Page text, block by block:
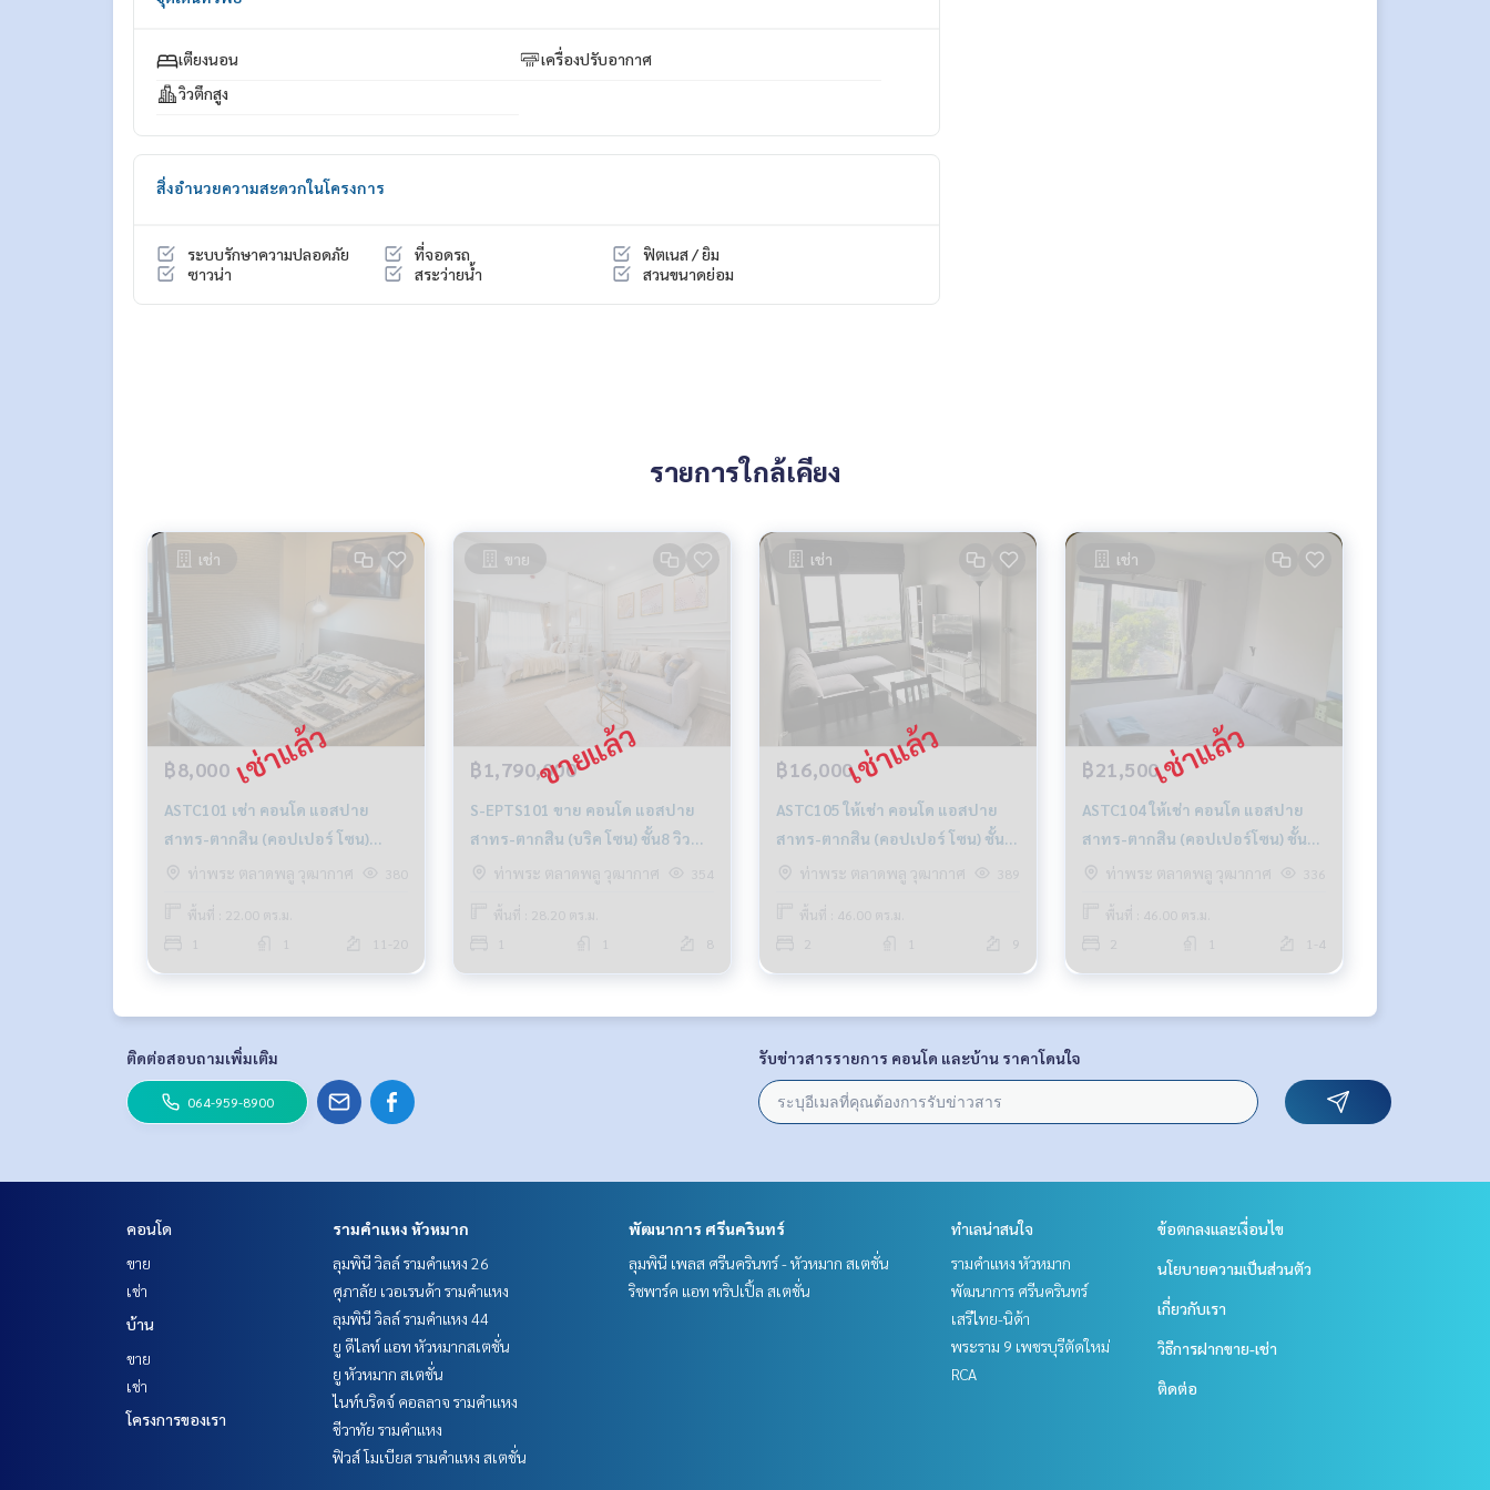
เตียงนอน
เครื่องปรับอากาศ
วิวตึกสูง
สิ่งอำนวยความสะดวกในโครงการ
ระบบรักษาความปลอดภัย ที่จอดรถ
ฟิตเนส / ยิม
ซาวน่า
สระว่ายน้ำ สวนขนาดย่อม
รายการใกล้เคียง
เช่า
฿8,000
ASTC101 เช่า คอนโด แอสปาย
สาทร-ตากสิน (คอปเปอร์ โซน)
ชั้น19 วิวเมือง 22ตร.ม. 1นอน 1น้ำ
ท่าพระ ตลาดพลู วุฒากาศ 380
พื้นที่ : 22.00 ตร.ม.
11-20
ขาย
฿1,790,000
S-EPTS101 ขาย คอนโด แอสปาย
สาทร-ตากสิน (บริค โซน) ชั้น8 วิว
เมือง 28.2ตรม. 1นอน 1น้า 1.79ล้าน
ท่าพระ ตลาดพลู วุฒากาศ 354
พื้นที่ : 28.20 ตร.ม.
8
เช่า
฿16,000
ASTC105 ให้เช่า คอนโด แอสปาย
สาทร-ตากสิน (คอปเปอร์ โซน) ชั้น9
วิวเมือง 46ตรม. 2นอน 1น้ำ
ท่าพระ ตลาดพลู วุฒากาศ 389
พื้นที่ : 46.00 ตร.ม.
9
เช่า
฿21,500
ASTC104 ให้เช่า คอนโด แอสปาย
สาทร-ตากสิน (คอปเปอร์โซน) ชั้น4
วิวเมือง 46.67 ตรม. 2นอน 1น้ำ
ท่าพระ ตลาดพลู วุฒากาศ 336
พื้นที่ : 46.00 ตร.ม.
1-4
ติดต่อสอบถามเพิ่มเติม
064-959-8900
รับข่าวสารรายการ คอนโด และบ้าน ราคาโดนใจ
คอนโด
ขาย
เช่า
บ้าน
ขาย
เช่า
โครงการของเรา
รามคำแหง หัวหมาก
ลุมพินี วิลล์ รามคำแหง 26
ศุภาลัย เวอเรนด้า รามคำแหง
ลุมพินี วิลล์ รามคำแหง 44
ยู ดีไลท์ แอท หัวหมากสเตชั่น
ยู หัวหมาก สเตชั่น
ไนท์บริดจ์ คอลลาจ รามคำแหง
ชีวาทัย รามคำแหง
ฟิวส์ โมเบียส รามคำแหง สเตชั่น
พัฒนาการ ศรีนครินทร์
ลุมพินี เพลส ศรีนครินทร์ - หัวหมาก สเตชั่น
ริชพาร์ค แอท ทริปเปิ้ล สเตชั่น
ทำเลน่าสนใจ
รามคำแหง หัวหมาก
พัฒนาการ ศรีนครินทร์
เสรีไทย-นิด้า
พระราม 9 เพชรบุรีตัดใหม่
RCA
ข้อตกลงและเงื่อนไข
นโยบายความเป็นส่วนตัว
เกี่ยวกับเรา
วิธีการฝากขาย-เช่า
ติดต่อ